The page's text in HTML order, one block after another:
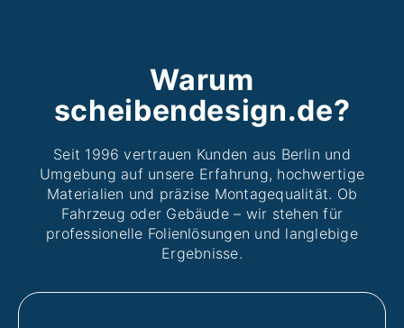
Warum
scheibendesign.de?
Seit 1996 vertrauen Kunden aus Berlin und
Umgebung auf unsere Erfahrung, hochwertige
Materialien und präzise Montagequalität. Ob
Fahrzeug oder Gebäude – wir stehen für
professionelle Folienlösungen und langlebige
Ergebnisse.